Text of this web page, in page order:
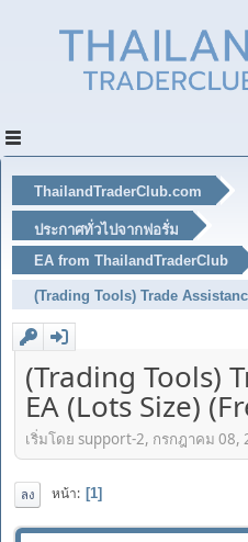
ThailandTraderClub.com
ประกาศทั่วไปจากฟอรั่ม
EA from ThailandTraderClub
(Trading Tools) Trade
(Trading Tools)
EA (Lots Size)
เริ่มโดย support-2, กรกฎาคม 08,
ลง หน้า 1